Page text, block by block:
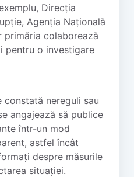
Direcția
Agenția Națională
primăria colaborează
pentru o investigare
constată nereguli sau
angajează să publice
într-un mod
astfel încât
despre măsurile
situației.